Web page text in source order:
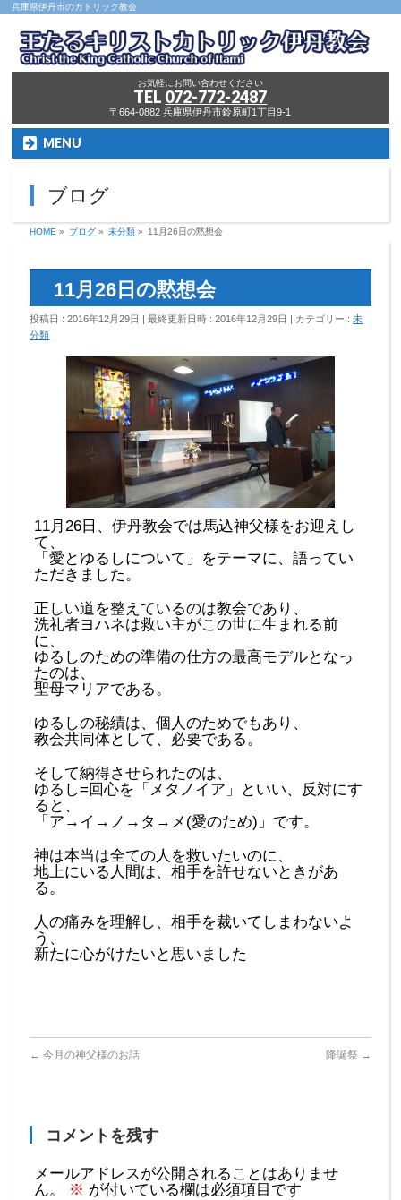
兵庫県伊丹市のカトリック教会
お気軽にお問い合わせください
TEL 072-772-2487
〒664-0882 兵庫県伊丹市鈴原町1丁目9-1
MENU
ブログ
HOME » ブログ » 未分類 » 11月26日の黙想会
11月26日の黙想会
投稿日 : 2016年12月29日 最終更新日時 : 2016年12月29日 カテゴリー :未
分類
11月26日、伊丹教会では馬込神父様をお迎えし
て、
「愛とゆるしについて」をテーマに、語ってい
ただきました。
正しい道を整えているのは教会であり、
洗礼者ヨハネは救い主がこの世に生まれる前
に、
ゆるしのための準備の仕方の最高モデルとなっ
たのは、
聖母マリアである。
ゆるしの秘績は、個人のためでもあり、
教会共同体として、必要である。
そして納得させられたのは、
ゆるし=回心を「メタノイア」といい、反対にす
ると、
「ア→イ→ノ→タ→メ(愛のため)」です。
神は本当は全ての人を救いたいのに、
地上にいる人間は、相手を許せないときがあ
る。
人の痛みを理解し、相手を裁いてしまわないよ
う、
新たに心がけたいと思いました
← 今月の神父様のお話 降誕祭 →
コメントを残す
メールアドレスが公開されることはありませ
ん。
※ が付いている欄は必須項目です